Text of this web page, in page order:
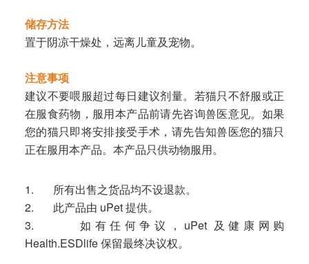
储存方法
置于阴凉干燥处，远离儿童及宠物。
注意事项
建议不要喂服超过每日建议剂量。若猫只不舒服或正
在服食药物，服用本产品前请先咨询兽医意见。如果
您的猫只即将安排接受手术，请先告知兽医您的猫只
正在服用本产品。本产品只供动物服用。
1. 所有出售之货品均不设退款。
2. 此产品由 uPet 提供。
3. 如有任何争议，uPet 及健康网购
Health.ESDlife 保留最终决议权。